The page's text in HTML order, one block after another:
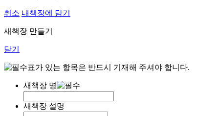
취소 내책장에 담기
새책장 만들기
닫기
표가 있는 항목은 반드시 기재해 주셔야 합니다.
새책장 명
새책장 설명